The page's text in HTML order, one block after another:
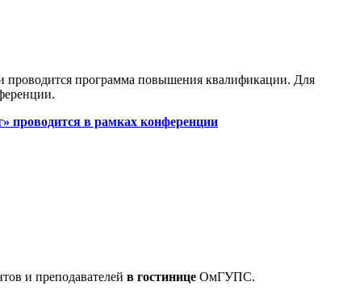
проводится программа повышения квалификации. Для
проводится в рамках конференции
и преподавателей в гостинице ОмГУПС.